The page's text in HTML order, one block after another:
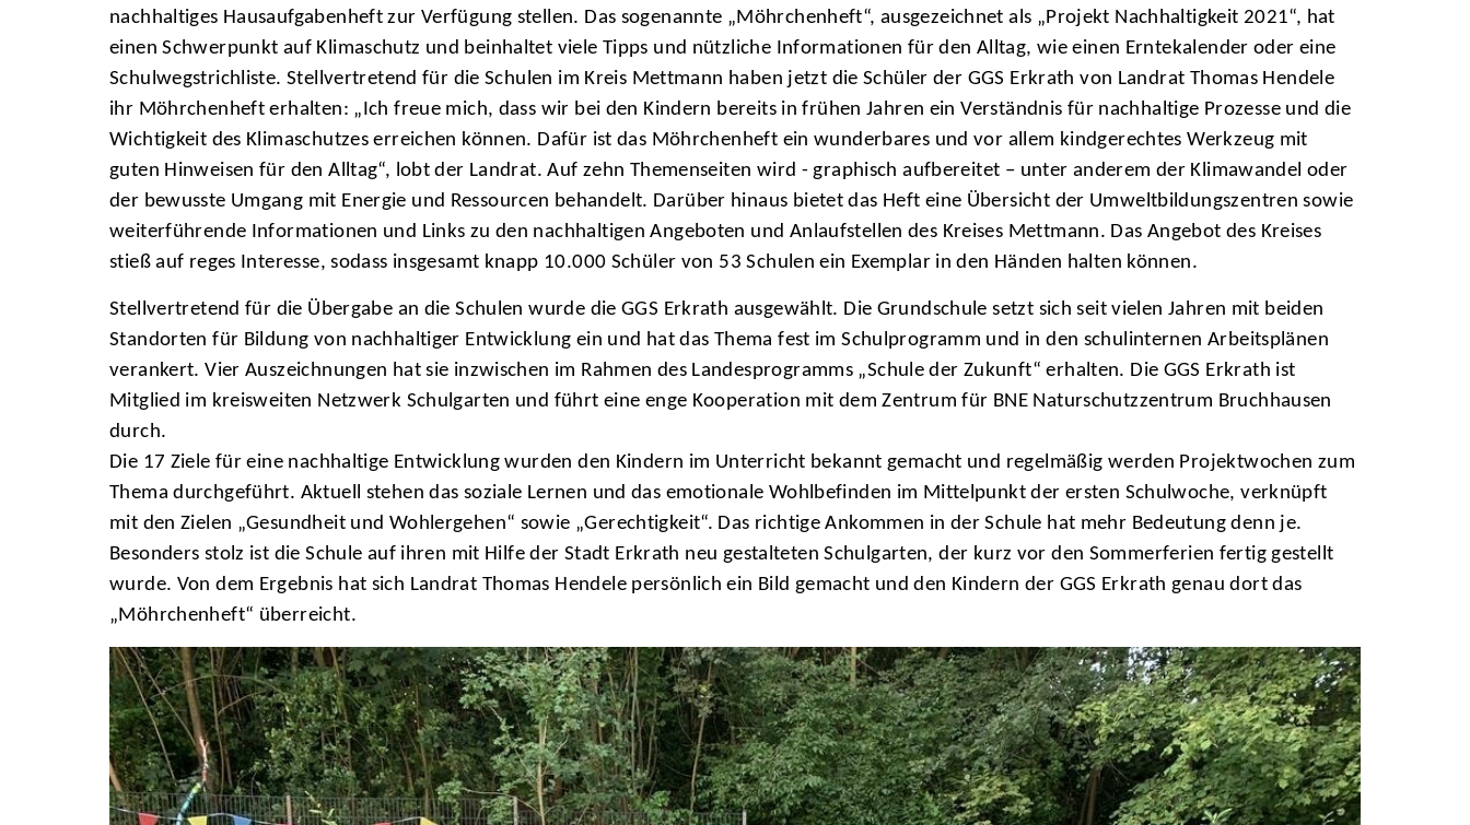
nachhaltiges Hausaufgabenheft zur Verfügung stellen. Das sogenannte „Möhrchenheft“, ausgezeichnet als „Projekt Nachhaltigkeit 2021“, hat
einen Schwerpunkt auf Klimaschutz und beinhaltet viele Tipps und nützliche Informationen für den Alltag, wie einen Erntekalender oder eine
Schulwegstrichliste. Stellvertretend für die Schulen im Kreis Mettmann haben jetzt die Schüler der GGS Erkrath von Landrat Thomas Hendele
ihr Möhrchenheft erhalten: „Ich freue mich, dass wir bei den Kindern bereits in frühen Jahren ein Verständnis für nachhaltige Prozesse und die
Wichtigkeit des Klimaschutzes erreichen können. Dafür ist das Möhrchenheft ein wunderbares und vor allem kindgerechtes Werkzeug mit
guten Hinweisen für den Alltag“, lobt der Landrat. Auf zehn Themenseiten wird - graphisch aufbereitet – unter anderem der Klimawandel oder
der bewusste Umgang mit Energie und Ressourcen behandelt. Darüber hinaus bietet das Heft eine Übersicht der Umweltbildungszentren sowie
weiterführende Informationen und Links zu den nachhaltigen Angeboten und Anlaufstellen des Kreises Mettmann. Das Angebot des Kreises
stieß auf reges Interesse, sodass insgesamt knapp 10.000 Schüler von 53 Schulen ein Exemplar in den Händen halten können.
Stellvertretend für die Übergabe an die Schulen wurde die GGS Erkrath ausgewählt. Die Grundschule setzt sich seit vielen Jahren mit beiden
Standorten für Bildung von nachhaltiger Entwicklung ein und hat das Thema fest im Schulprogramm und in den schulinternen Arbeitsplänen
verankert. Vier Auszeichnungen hat sie inzwischen im Rahmen des Landesprogramms „Schule der Zukunft“ erhalten. Die GGS Erkrath ist
Mitglied im kreisweiten Netzwerk Schulgarten und führt eine enge Kooperation mit dem Zentrum für BNE Naturschutzzentrum Bruchhausen
durch.
Die 17 Ziele für eine nachhaltige Entwicklung wurden den Kindern im Unterricht bekannt gemacht und regelmäßig werden Projektwochen zum
Thema durchgeführt. Aktuell stehen das soziale Lernen und das emotionale Wohlbefinden im Mittelpunkt der ersten Schulwoche, verknüpft
mit den Zielen „Gesundheit und Wohlergehen“ sowie „Gerechtigkeit“. Das richtige Ankommen in der Schule hat mehr Bedeutung denn je.
Besonders stolz ist die Schule auf ihren mit Hilfe der Stadt Erkrath neu gestalteten Schulgarten, der kurz vor den Sommerferien fertig gestellt
wurde. Von dem Ergebnis hat sich Landrat Thomas Hendele persönlich ein Bild gemacht und den Kindern der GGS Erkrath genau dort das
„Möhrchenheft“ überreicht.